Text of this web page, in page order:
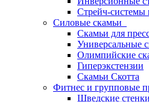
Стрейч-системы
Силовые скамьи
Скамьи для
Универсальные
Олимпийские
Гиперэкстензии
Скамьи Скотта
Фитнес и групповые
Шведские стенки